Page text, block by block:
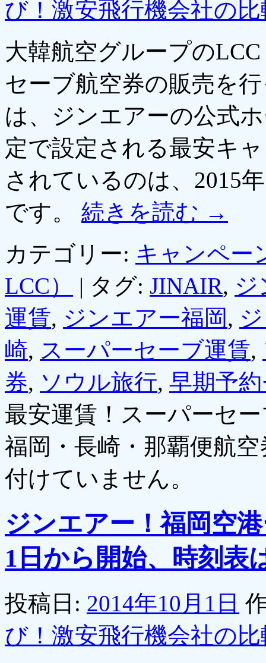
び！激安飛行機会社の
大韓航空グループの
セーブ航空券の販売を
は、ジンエアーの公式
定で設定される最安キ
されているのは、2015
です。 続きを読む →
カテゴリー: キャンペー
LCC）
| タグ: JINAIR, ジ
運賃, ジンエアー福岡,
崎, スーパーセーブ運賃,
券, ソウル旅行, 早期予
最安運賃！スーパーセ
福岡・長崎・那覇便航
付けていません。
ジンエアー！福岡空
1日から開始、時刻表
投稿日: 2014年10月1日
び！激安飛行機会社の